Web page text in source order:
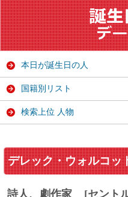
デレック・ウォルコッ
詩人、 劇作家
[セント
本日が誕生日の人
国籍別リスト
検索上位 人物